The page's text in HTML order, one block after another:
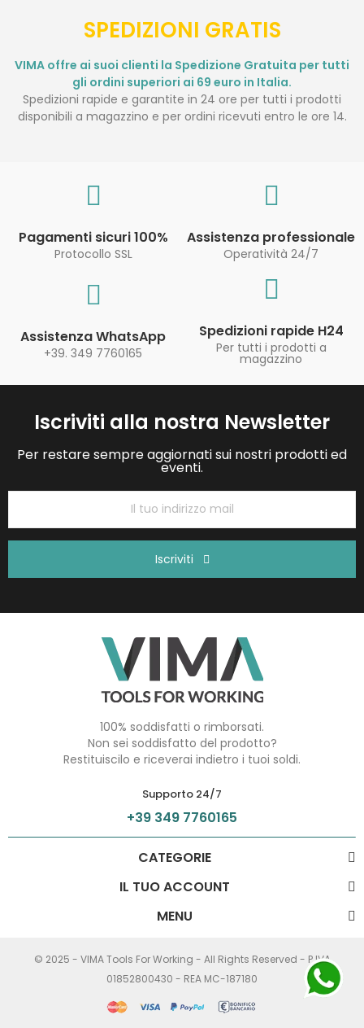
SPEDIZIONI GRATIS
VIMA offre ai suoi clienti la Spedizione Gratuita per tutti
gli ordini superiori ai 69 euro in Italia.
Spedizioni rapide e garantite in 24 ore per tutti i prodotti
disponibili a magazzino e per ordini ricevuti entro le ore 14.
Pagamenti sicuri 100%
Protocollo SSL
Assistenza professionale
Operatività 24/7
Assistenza WhatsApp
+39. 349 7760165
Spedizioni rapide H24
Per tutti i prodotti a
magazzino
Iscriviti alla nostra Newsletter
Per restare sempre aggiornati sui nostri prodotti ed
eventi.
Iscriviti
100% soddisfatti o rimborsati.
Non sei soddisfatto del prodotto?
Restituiscilo e riceverai indietro i tuoi soldi.
Supporto 24/7
+39 349 7760165
CATEGORIE
IL TUO ACCOUNT
MENU
© 2025 - VIMA Tools For Working - All Rights Reserved - P.IVA
01852800430 - REA MC-187180